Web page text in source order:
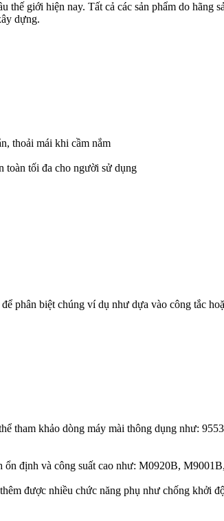
giới hiện nay. Tất cả các sản phẩm do
dựng.
thoải mái khi cầm nắm
toàn tối đa cho người sử dụng
phân biệt chúng ví dụ như dựa vào công tắc
tham khảo dòng máy mài thông dụng như:
ổn định và công suất cao như: M0920B,
được nhiều chức năng phụ như chống khởi